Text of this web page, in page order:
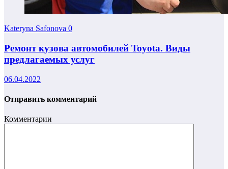
Kateryna Safonova 0
Ремонт кузова автомобилей Toyota. Виды
предлагаемых услуг
06.04.2022
Отправить комментарий
Комментарии